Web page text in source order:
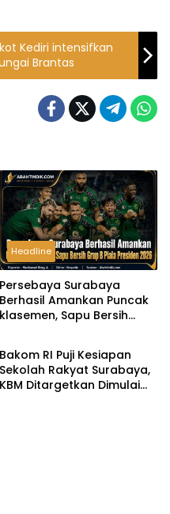
Kediri intensifkan
Brantas
Headline
Persebaya Surabaya
Berhasil Amankan Puncak
klasemen, Sapu Bersih
Headline
Bakom RI Puji Kesiapan
Sekolah Rakyat Surabaya,
KBM Ditargetkan Dimulai